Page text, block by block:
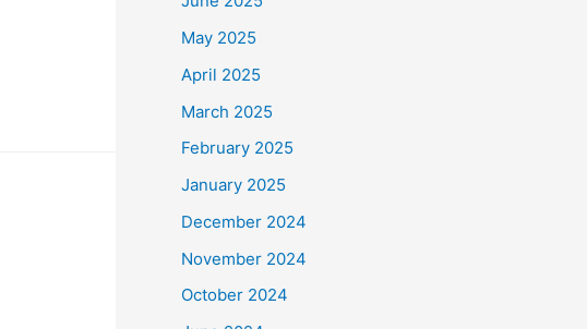
May 2025
April 2025
March 2025
February 2025
January 2025
December 2024
November 2024
October 2024